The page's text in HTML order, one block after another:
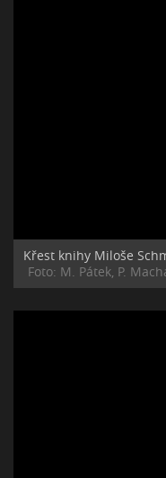
Křest knihy Miloše
Foto: M. Pátek, P.